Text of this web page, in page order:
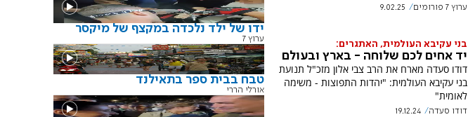
ערוץ 7 פורומים 9.02.25
בני עקיבא העולמית, האתגרים:
יד אחים לכם שלוחה - בארץ ובעולם
דודו סעדה מארח את הרב צבי אלון מזכ"ל תנועת
בני עקיבא העולמית: "יהדות התפוצות - משימה
לאומית"
דודו סעדה 19.12.24
ידו של ילד נלכדה במקצף של מיקסר
ערוץ 7
טבח בבית ספר בתאילנד
אורלי הררי